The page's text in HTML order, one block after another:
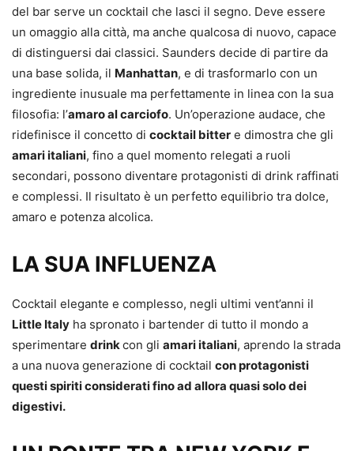
del bar serve un cocktail che lasci il segno. Deve essere
un omaggio alla città, ma anche qualcosa di nuovo, capace
di distinguersi dai classici. Saunders decide di partire da
una base solida, il Manhattan, e di trasformarlo con un
ingrediente inusuale ma perfettamente in linea con la sua
filosofia: l’amaro al carciofo. Un’operazione audace, che
ridefinisce il concetto di cocktail bitter e dimostra che gli
amari italiani, fino a quel momento relegati a ruoli
secondari, possono diventare protagonisti di drink raffinati
e complessi. Il risultato è un perfetto equilibrio tra dolce,
amaro e potenza alcolica.
LA SUA INFLUENZA
Cocktail elegante e complesso, negli ultimi vent’anni il
Little Italy ha spronato i bartender di tutto il mondo a
sperimentare drinkcon gli amari italiani, aprendo la strada
a una nuova generazione di cocktail con protagonisti
questi spiriti considerati fino ad allora quasi solo dei
digestivi.